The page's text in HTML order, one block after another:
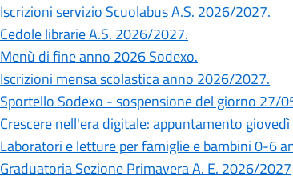
Iscrizioni servizio Scuolabus A.S. 2026/2027.
Cedole librarie A.S. 2026/2027.
Menù di fine anno 2026 Sodexo.
Iscrizioni mensa scolastica anno 2026/2027.
Sportello Sodexo - sospensione del giorno 27/
Crescere nell'era digitale: appuntamento
Laboratori e letture per famiglie e bambini 0-6
Graduatoria Sezione Primavera A. E. 2026/2027